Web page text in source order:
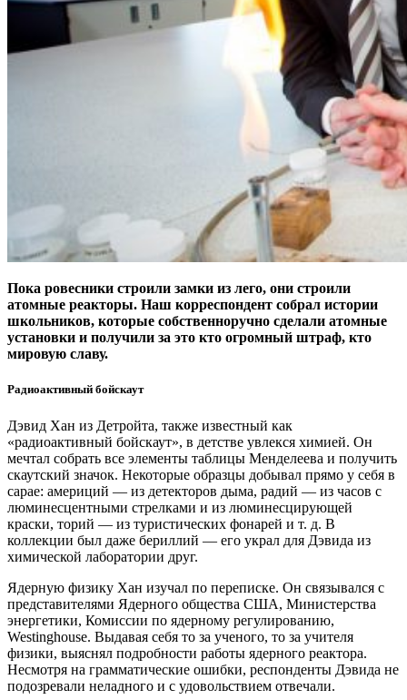
Пока ровесники строили замки из лего, они строили
атомные реакторы. Наш корреспондент собрал истории
школьников, которые собственноручно сделали атомные
установки и получили за это кто огромный штраф, кто
мировую славу.
Радиоактивный бойскаут
Дэвид Хан из Детройта, также известный как
«радиоактивный бойскаут», в детстве увлекся химией. Он
мечтал собрать все элементы таблицы Менделеева и получить
скаутский значок. Некоторые образцы добывал прямо у себя в
сарае: америций — из детекторов дыма, радий — из часов с
люминесцентными стрелками и из люминесцирующей
краски, торий — из туристических фонарей и т. д. В
коллекции был даже бериллий — его украл для Дэвида из
химической лаборатории друг.
Ядерную физику Хан изучал по переписке. Он связывался с
представителями Ядерного общества США, Министерства
энергетики, Комиссии по ядерному регулированию,
Westinghouse. Выдавая себя то за ученого, то за учителя
физики, выяснял подробности работы ядерного реактора.
Несмотря на грамматические ошибки, респонденты Дэвида не
подозревали неладного и с удовольствием отвечали.